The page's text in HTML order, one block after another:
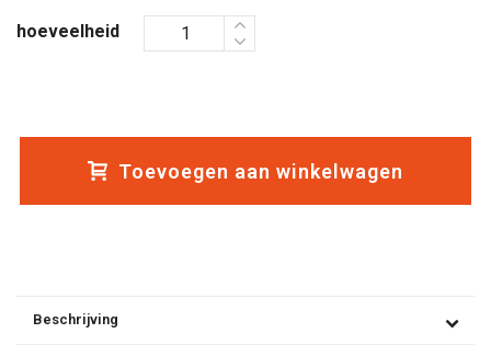
hoeveelheid
Toevoegen aan winkelwagen
Beschrijving